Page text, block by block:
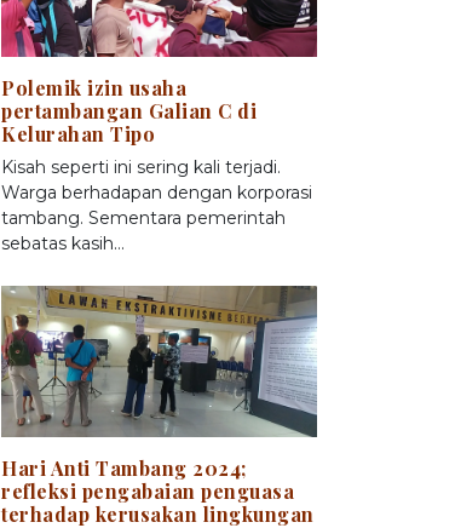
Polemik izin usaha
pertambangan Galian C di
Kelurahan Tipo
Kisah seperti ini sering kali terjadi.
Warga berhadapan dengan korporasi
tambang. Sementara pemerintah
sebatas kasih…
Hari Anti Tambang 2024;
refleksi pengabaian penguasa
terhadap kerusakan lingkungan